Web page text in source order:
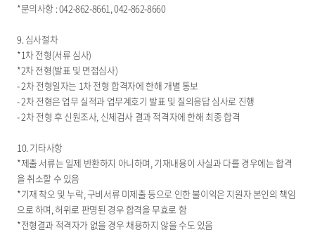
*문의사항 : 042-862-8661, 042-862-8660
9. 심사절차
*1차 전형(서류 심사)
*2차 전형(발표 및 면접심사)
- 2차 전형일자는 1차 전형 합격자에 한해 개별 통보
- 2차 전형은 업무 실적과 업무계호기 발표 및 질의응답 심사로 진행
- 2차 전형 후 신원조사, 신체검사 결과 적격자에 한해 최종 합격
10. 기타사항
*제출 서류는 일제 반환하지 아니하며, 기재내용이 사실과 다를 경우에는 합격
을 취소할 수 있음
*기재 착오 및 누락, 구비서류 미제출 등으로 인한 불이익은 지원자 본인의 책임
으로 하며, 허위로 판명된 경우 합격을 무효로 함
*전형결과 적격자가 없을 경우 채용하지 않을 수도 있음